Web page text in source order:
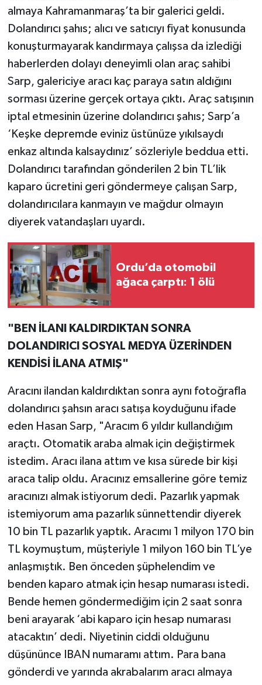
almaya Kahramanmaraş’ta bir galerici geldi.
Dolandırıcı şahıs; alıcı ve satıcıyı fiyat konusunda
konuşturmayarak kandırmaya çalışsa da izlediği
haberlerden dolayı deneyimli olan araç sahibi
Sarp, galericiye aracı kaç paraya satın aldığını
sorması üzerine gerçek ortaya çıktı. Araç satışının
iptal etmesinin üzerine dolandırıcı şahıs; Sarp’a
‘Keşke depremde eviniz üstünüze yıkılsaydı
enkaz altında kalsaydınız’ sözleriyle beddua etti.
Dolandırıcı tarafından gönderilen 2 bin TL’lik
kaparo ücretini geri göndermeye çalışan Sarp,
dolandırıcılara kanmayın ve mağdur olmayın
diyerek vatandaşları uyardı.
Ordu’da otomobil
ağaca çarptı: 1 ölü
"BEN İLANI KALDIRDIKTAN SONRA
DOLANDIRICI SOSYAL MEDYA ÜZERİNDEN
KENDİSİ İLANA ATMIŞ"
Aracını ilandan kaldırdıktan sonra aynı fotoğrafla
dolandırıcı şahsın aracı satışa koyduğunu ifade
eden Hasan Sarp, "Aracım 6 yıldır kullandığım
araçtı. Otomatik araba almak için değiştirmek
istedim. Aracı ilana attım ve kısa sürede bir kişi
araca talip oldu. Aracınız emsallerine göre temiz
aracınızı almak istiyorum dedi. Pazarlık yapmak
istemiyorum ama pazarlık sünnettendir diyerek
10 bin TL pazarlık yaptık. Aracımı 1 milyon 170 bin
TL koymuştum, müşteriyle 1 milyon 160 bin TL’ye
anlaşmıştık. Ben önceden şüphelendim ve
benden kaparo atmak için hesap numarası istedi.
Bende hemen göndermediğim için 2 saat sonra
beni arayarak ‘abi kaparo için hesap numarası
atacaktın’ dedi. Niyetinin ciddi olduğunu
düşününce IBAN numaramı attım. Para bana
gönderdi ve yarında akrabalarım aracı almaya